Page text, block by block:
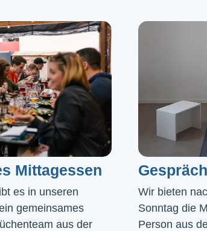
Mittagessen
es in unseren
gemeinsames
aus der
Wir bieten
Sonntag die
Person aus